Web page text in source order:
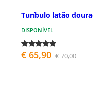
Turíbulo latão
DISPONÍVEL
€ 65,90 € 70,00